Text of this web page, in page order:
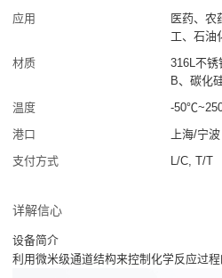
应用
医药、农
工、石油
材质
316L不
B、碳化
温度
-
港口
上海/宁波
支付方式
L/C, T/T
详解信心
设备简介
利用微米级通道结构来控制化学反应过程